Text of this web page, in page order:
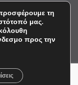
All rights reserved
τη
μας.
προς την